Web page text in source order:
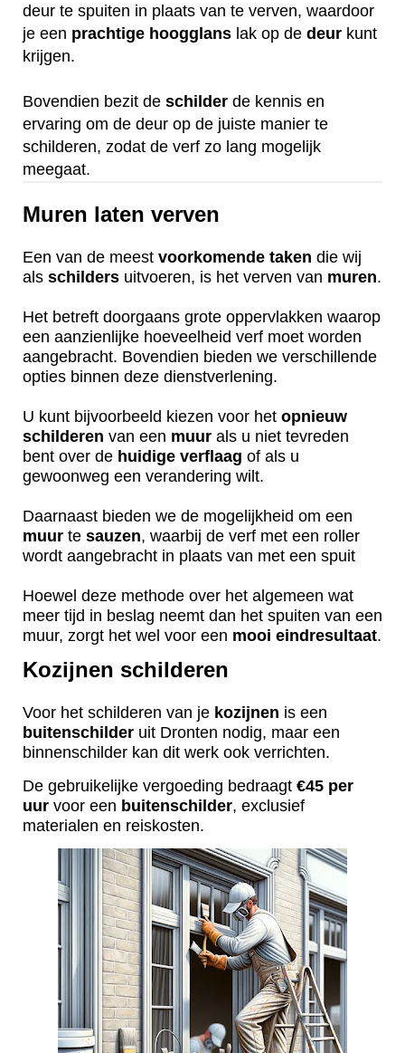
deur te spuiten in plaats van te verven, waardoor
je een prachtige hoogglans lak op de deur kunt
krijgen.
Bovendien bezit de schilder de kennis en
ervaring om de deur op de juiste manier te
schilderen, zodat de verf zo lang mogelijk
meegaat.
Muren laten verven
Een van de meest voorkomende taken die wij
als schilders uitvoeren, is het verven van muren.
Het betreft doorgaans grote oppervlakken waarop
een aanzienlijke hoeveelheid verf moet worden
aangebracht. Bovendien bieden we verschillende
opties binnen deze dienstverlening.
U kunt bijvoorbeeld kiezen voor het opnieuw
schilderen van een muur als u niet tevreden
bent over de huidige verflaag of als u
gewoonweg een verandering wilt.
Daarnaast bieden we de mogelijkheid om een
muur te sauzen, waarbij de verf met een roller
wordt aangebracht in plaats van met een spuit
Hoewel deze methode over het algemeen wat
meer tijd in beslag neemt dan het spuiten van een
muur, zorgt het wel voor een mooi eindresultaat.
Kozijnen schilderen
Voor het schilderen van je kozijnen is een
buitenschilder uit Dronten nodig, maar een
binnenschilder kan dit werk ook verrichten.
De gebruikelijke vergoeding bedraagt €45 per
uur voor een buitenschilder, exclusief
materialen en reiskosten.